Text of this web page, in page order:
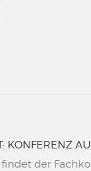
KONFERENZ
der